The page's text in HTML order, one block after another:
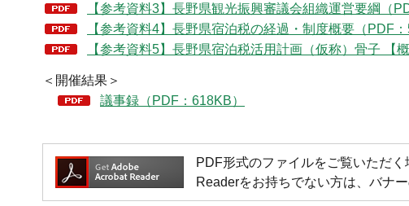
【参考資料3】長野県観光振興審議会組織運営要綱（
【参考資料4】長野県宿泊税の経過・制度概要（PDF：
【参考資料5】長野県宿泊税活用計画（仮称）骨子 【
＜開催結果＞
議事録（PDF：618KB）
PDF形式のファイルをご覧いただ
Readerをお持ちでない方は、バナ